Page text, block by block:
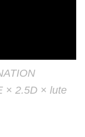
× 2.5D × lute